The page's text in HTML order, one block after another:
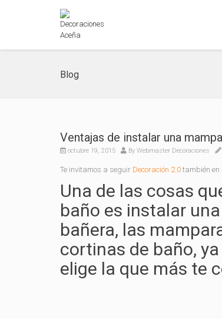
Blog
Ventajas de instalar una
octubre 19, 2015 By Webmaster Decoraciones
Te invitamos a seguir Decoración 2.0 también en
Una de las cosas
baño es instalar
bañera, las
cortinas de baño,
elige la que más te